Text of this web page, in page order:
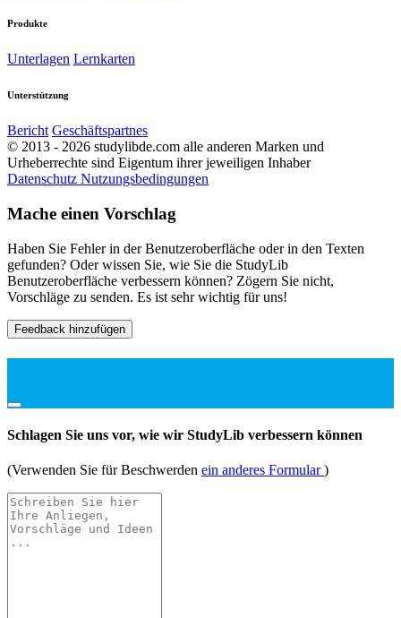
Produkte
Unterlagen Lernkarten
Unterstützung
Bericht Geschäftspartnes
© 2013 - 2026 studylibde.com alle anderen Marken und
Urheberrechte sind Eigentum ihrer jeweiligen Inhaber
Datenschutz Nutzungsbedingungen
Mache einen Vorschlag
Haben Sie Fehler in der Benutzeroberfläche oder in den Texten
gefunden? Oder wissen Sie, wie Sie die StudyLib
Benutzeroberfläche verbessern können? Zögern Sie nicht,
Vorschläge zu senden. Es ist sehr wichtig für uns!
Feedback hinzufügen
Schlagen Sie uns vor, wie wir StudyLib verbessern können
(Verwenden Sie für Beschwerden ein anderes Formular)